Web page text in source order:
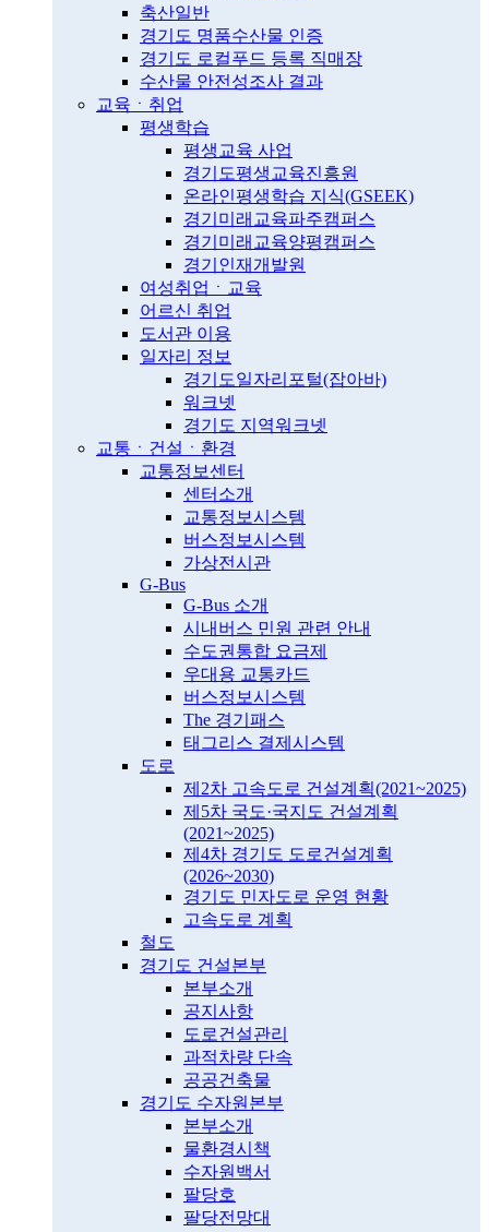
축산일반
경기도 명품수산물 인증
경기도 로컬푸드 등록 직매장
수산물 안전성조사 결과
교육ㆍ취업
평생학습
평생교육 사업
경기도평생교육진흥원
온라인평생학습 지식(GSEEK)
경기미래교육파주캠퍼스
경기미래교육양평캠퍼스
경기인재개발원
여성취업ㆍ교육
어르신 취업
도서관 이용
일자리 정보
경기도일자리포털(잡아바)
워크넷
경기도 지역워크넷
교통ㆍ건설ㆍ환경
교통정보센터
센터소개
교통정보시스템
버스정보시스템
가상전시관
G-Bus
G-Bus 소개
시내버스 민원 관련 안내
수도권통합 요금제
우대용 교통카드
버스정보시스템
The 경기패스
태그리스 결제시스템
도로
제2차 고속도로 건설계획(2021~2025)
제5차 국도·국지도 건설계획
(2021~2025)
제4차 경기도 도로건설계획
(2026~2030)
경기도 민자도로 운영 현황
고속도로 계획
철도
경기도 건설본부
본부소개
공지사항
도로건설관리
과적차량 단속
공공건축물
경기도 수자원본부
본부소개
물환경시책
수자원백서
팔당호
팔당전망대